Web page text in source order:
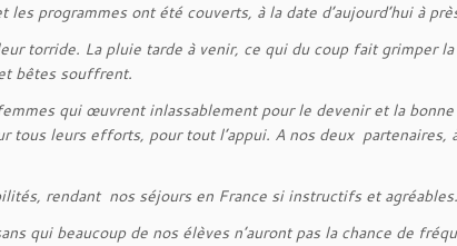
programmes ont été couverts, à la date d’aujourd’hui à
torride. La pluie tarde à venir, ce qui du coup fait grimper
bêtes souffrent.
qui œuvrent inlassablement pour le devenir et la
tous leurs efforts, pour tout l’appui. A nos deux
rendant nos séjours en France si instructifs et agréables.
qui beaucoup de nos élèves n’auront pas la chance de